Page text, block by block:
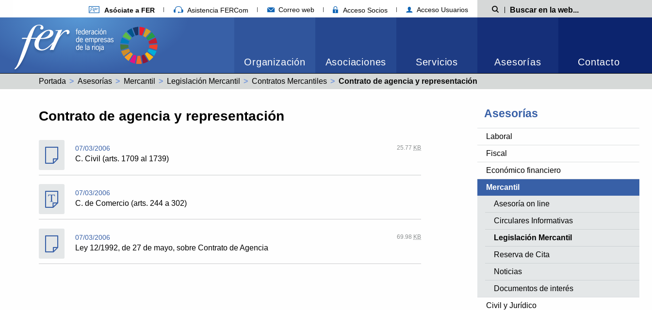
Asóciate a FER Asistencia FERCom Correo web Acceso Socios Acceso Usuarios Búsqueda
Organización Asociaciones Servicios Asesorías Contacto
Portada Asesorías Mercantil Legislación Mercantil Contratos Mercantiles Actual:
Contrato de agencia y representación
Asesorías
Laboral
Fiscal
Económico financiero
Mercantil
Asesoría on line
Circulares Informativas
Legislación Mercantil
Reserva de Cita
Noticias
Documentos de interés
Civil y Jurídico
Contrato de agencia y representación
07/03/2006 25.77 KB
C. Civil (arts. 1709 al 1739)
07/03/2006
C. de Comercio (arts. 244 a 302)
07/03/2006 69.98 KB
Ley 12/1992, de 27 de mayo, sobre Contrato de Agencia